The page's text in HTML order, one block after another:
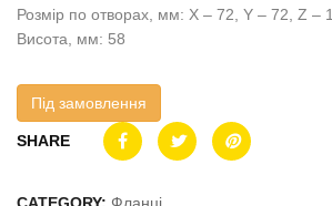
Розмір по отворах, мм: X – 72, Y – 72, Z –
Висота, мм: 58
Під замовлення
SHARE